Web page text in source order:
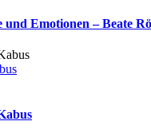
Emotionen – Beate